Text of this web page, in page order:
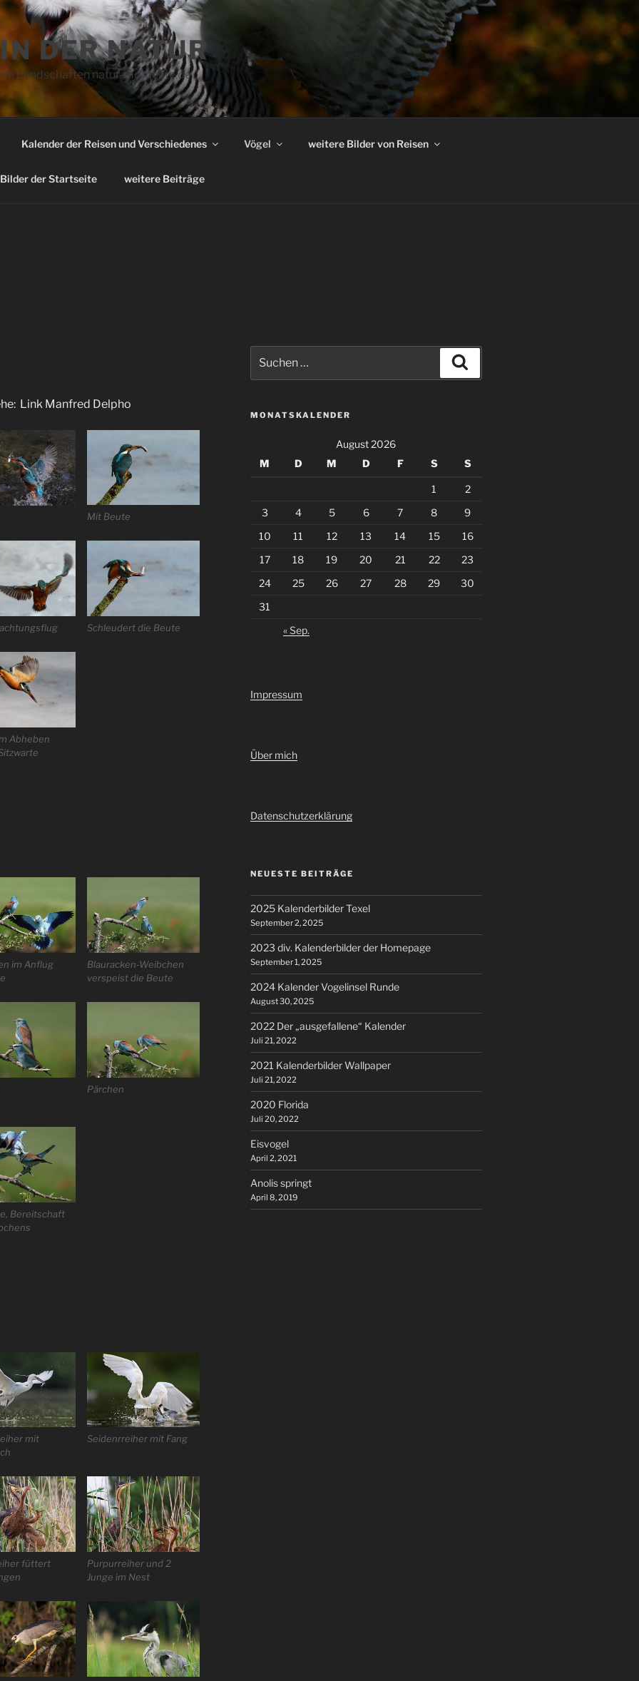
DER NATUR
Landschaften natur-momente.de
Kalender der Reisen und Verschiedenes Vögel weitere Bilder von Reisen
Bilder der Startseite weitere Beiträge
Link Manfred Delpho
Mit Beute
Schleudert die Beute
Abheben
im Anflug
Blauracken-Weibchen
verspeist die Beute
Pärchen
Bereitschaft
mit
Seidenrreiher mit Fang
füttert
Purpurreiher und 2
Junge im Nest
nach:
MONATSKALENDER
August 2026
M
D M D F S S
1
2
3
4 5 6 7 8
9
10
11 12 13 14 15
16
17
18 19 20 21 22
23
24
25 26 27 28 29
30
31
« Sep.
Impressum
Über mich
Datenschutzerklärung
NEUESTE BEITRÄGE
2025 Kalenderbilder Texel
September 2, 2025
2023 div. Kalenderbilder der Homepage
September 1, 2025
2024 Kalender Vogelinsel Runde
August 30, 2025
2022 Der „ausgefallene“ Kalender
Juli 21, 2022
2021 Kalenderbilder Wallpaper
Juli 21, 2022
2020 Florida
Juli 20, 2022
Eisvogel
April 2, 2021
Anolis springt
April 8, 2019